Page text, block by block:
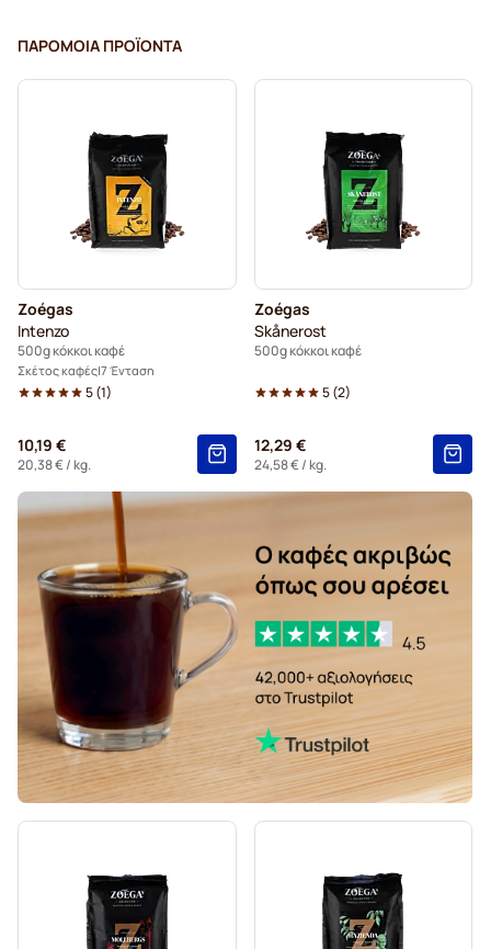
Κόκκοι καφέ Garibaldi
Κόκκοι καφέ Tonino Lamborghini Κόκκοι καφέ Gimoka
Κόκκοι καφέ Kaffekapslen
Κόκκοι καφέ espresso Delonghi
ΠΑΡΌΜΟΙΑ ΠΡΟΪΌΝΤΑ
Zoégas
Intenzo
500g κόκκοι καφέ
Σκέτος καφές 7 Ένταση
5(1)
10,19 €
20,38 €/ kg.
Zoégas
Skånerost
500g κόκκοι καφέ
5(2)
12,29 €
24,58 €/ kg.